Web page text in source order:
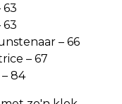
63
– 66
– 67
84